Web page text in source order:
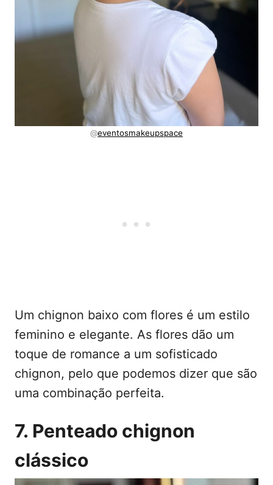
@eventosmakeupspace
Um chignon baixo com flores é um estilo
feminino e elegante. As flores dão um
toque de romance a um sofisticado
chignon, pelo que podemos dizer que são
uma combinação perfeita.
7. Penteado chignon
clássico